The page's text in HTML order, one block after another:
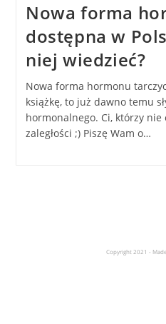
Nowa forma
dostępna w
niej wiedzieć?
Nowa forma hormonu
książkę, to już dawno temu
hormonalnego. Ci, którzy
zaległości ;) Piszę Wam o…
Copyright 2021 -